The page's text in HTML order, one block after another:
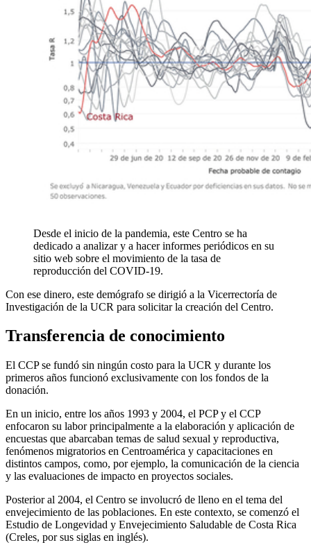
Desde el inicio de la pandemia, este Centro se ha
dedicado a analizar y a hacer informes periódicos en su
sitio web sobre el movimiento de la tasa de
reproducción del COVID-19.
Con ese dinero, este demógrafo se dirigió a la Vicerrectoría de
Investigación de la UCR para solicitar la creación del Centro.
Transferencia de conocimiento
El CCP se fundó sin ningún costo para la UCR y durante los
primeros años funcionó exclusivamente con los fondos de la
donación.
En un inicio, entre los años 1993 y 2004, el PCP y el CCP
enfocaron su labor principalmente a la elaboración y aplicación de
encuestas que abarcaban temas de salud sexual y reproductiva,
fenómenos migratorios en Centroamérica y capacitaciones en
distintos campos, como, por ejemplo, la comunicación de la ciencia
y las evaluaciones de impacto en proyectos sociales.
Posterior al 2004, el Centro se involucró de lleno en el tema del
envejecimiento de las poblaciones. En este contexto, se comenzó el
Estudio de Longevidad y Envejecimiento Saludable de Costa Rica
(Creles, por sus siglas en inglés).